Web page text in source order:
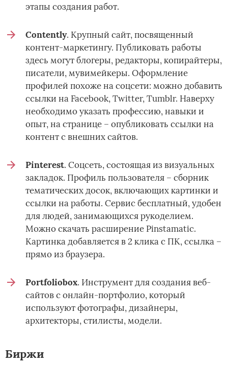
этапы создания работ.
Contently. Крупный сайт, посвященный
контент-маркетингу. Публиковать работы
здесь могут блогеры, редакторы, копирайтеры,
писатели, мувимейкеры. Оформление
профилей похоже на соцсети: можно добавить
ссылки на Facebook, Twitter, Tumblr. Наверху
необходимо указать профессию, навыки и
опыт, на странице – опубликовать ссылки на
контент с внешних сайтов.
Pinterest. Соцсеть, состоящая из визуальных
закладок. Профиль пользователя – сборник
тематических досок, включающих картинки и
ссылки на работы. Сервис бесплатный, удобен
для людей, занимающихся рукоделием.
Можно скачать расширение Pinstamatic.
Картинка добавляется в 2 клика с ПК, ссылка –
прямо из браузера.
Portfoliobox. Инструмент для создания веб-
сайтов с онлайн-портфолио, который
используют фотографы, дизайнеры,
архитекторы, стилисты, модели.
Биржи